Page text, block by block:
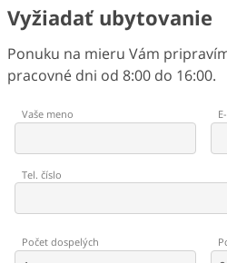
Vyžiadať ubytovanie
Ponuku na mieru Vám
pracovné dni od 8:00 do 16:00.
Vaše meno
Tel. číslo
Počet dospelých